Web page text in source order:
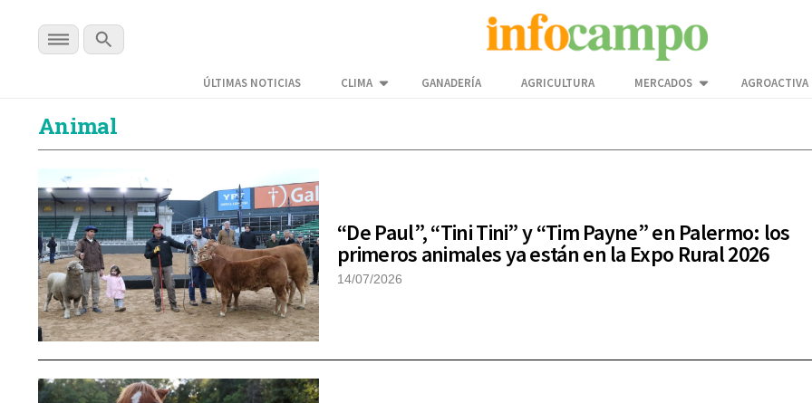
ÚLTIMAS NOTICIAS CLIMA GANADERÍA AGRICULTURA MERCADOS AGROACTIVA
Animal
“De Paul”, “Tini Tini” y “Tim Payne” en Palermo: los
primeros animales ya están en la Expo Rural 2026
14/07/2026